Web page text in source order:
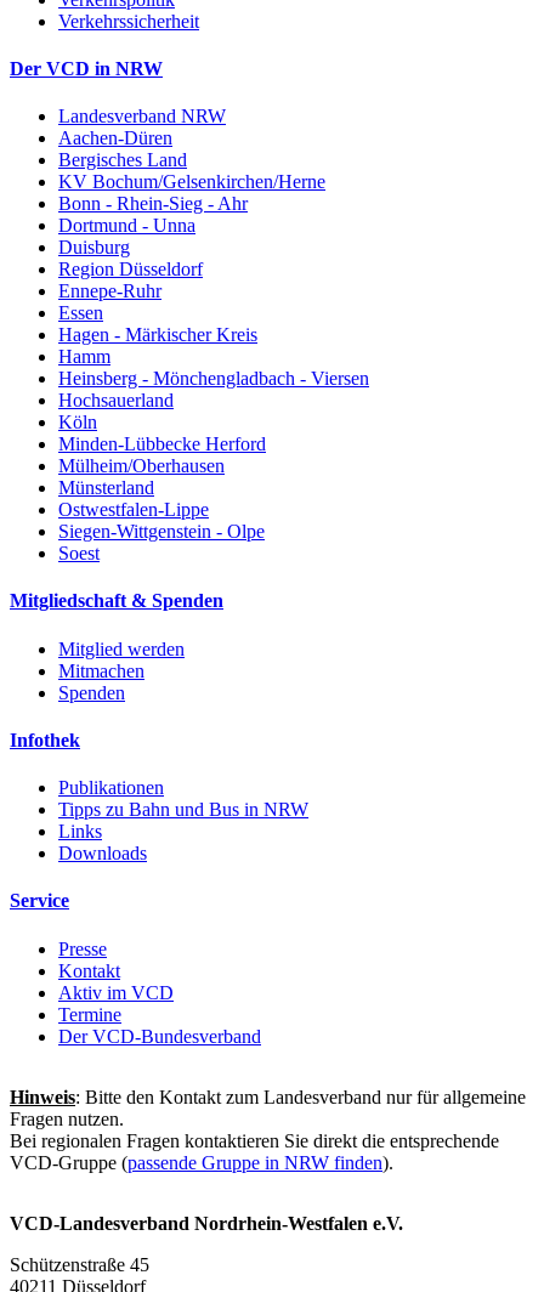
Verkehrssicherheit
Der VCD in NRW
Landesverband NRW
Aachen-Düren
Bergisches Land
KV Bochum/Gelsenkirchen/Herne
Bonn - Rhein-Sieg - Ahr
Dortmund - Unna
Duisburg
Region Düsseldorf
Ennepe-Ruhr
Essen
Hagen - Märkischer Kreis
Hamm
Heinsberg - Mönchengladbach - Viersen
Hochsauerland
Köln
Minden-Lübbecke Herford
Mülheim/Oberhausen
Münsterland
Ostwestfalen-Lippe
Siegen-Wittgenstein - Olpe
Soest
Mitgliedschaft & Spenden
Mitglied werden
Mitmachen
Spenden
Infothek
Publikationen
Tipps zu Bahn und Bus in NRW
Links
Downloads
Service
Presse
Kontakt
Aktiv im VCD
Termine
Der VCD-Bundesverband
Hinweis: Bitte den Kontakt zum Landesverband nur für allgemeine
Fragen nutzen.
Bei regionalen Fragen kontaktieren Sie direkt die entsprechende
VCD-Gruppe (passende Gruppe in NRW finden).
VCD-Landesverband Nordrhein-Westfalen e.V.
Schützenstraße 45
40211 Düsseldorf